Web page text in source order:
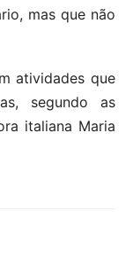
mas que não
atividades que
segundo as
italiana Maria